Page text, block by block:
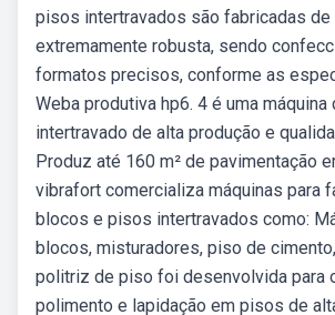
pisos intertravados são fabricadas de
extremamente robusta, sendo
formatos precisos, conforme as
Weba produtiva hp6. 4 é uma
intertravado de alta produção e
Produz até 160 m² de pavimentação
vibrafort comercializa máquinas para
blocos e pisos intertravados como:
blocos, misturadores, piso de
politriz de piso foi desenvolvida para
polimento e lapidação em pisos de